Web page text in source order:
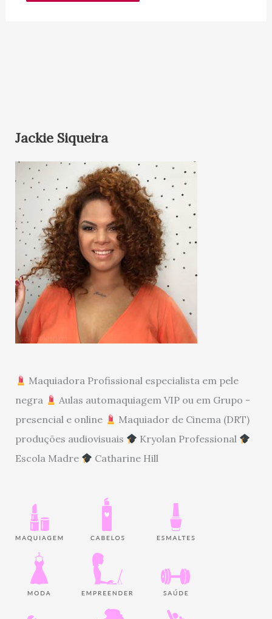
Jackie Siqueira
Maquiadora Profissional especialista em pele
negra
Aulas automaquiagem VIP ou em Grupo -
presencial e online
Maquiador de Cinema (DRT)
produções audiovisuais
Kryolan Professional
Escola Madre
Catharine Hill